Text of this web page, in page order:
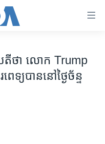
បតី​ថា លោក Trump
ទ្យ​បាន​នៅ​ថ្ងៃ​ច័ន្ទ